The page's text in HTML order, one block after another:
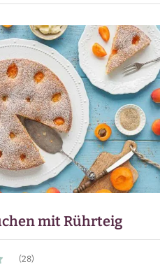
mit Rührteig
(28)